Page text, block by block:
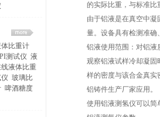
比重计
测试仪 液
液体比重
玻璃比
啤酒糖度
的实际比重，与标准比
由于铝液是在真空中
量。设备具有检测准确
铝液使用范围：对铝液
观察铝液试样冷却凝固
样的密度与该合金真实
铝铸件生产厂家应用。
使用铝液测氢仪可以简